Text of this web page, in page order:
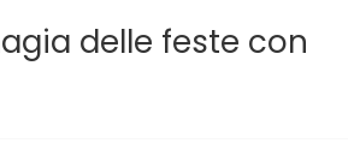
delle feste con